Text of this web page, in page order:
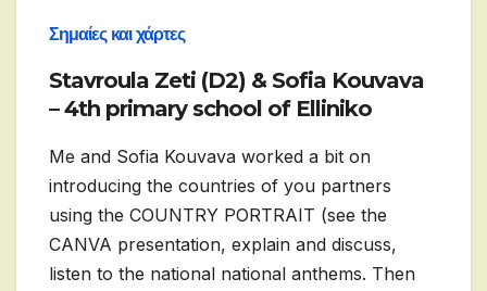
Σημαίες και χάρτες
Stavroula Zeti (D2) & Sofia Kouvava
– 4th primary school of Elliniko
Me and Sofia Kouvava worked a bit on
introducing the countries of you partners
using the COUNTRY PORTRAIT (see the
CANVA presentation, explain and discuss,
listen to the national national anthems. Then